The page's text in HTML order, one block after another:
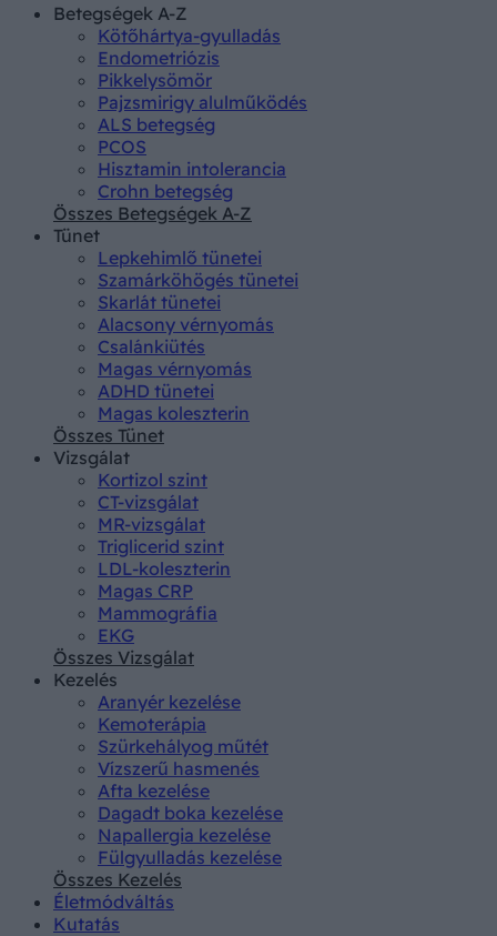
Betegségek A-Z
Kötőhártya-gyulladás
Endometriózis
Pikkelysömör
Pajzsmirigy alulműködés
ALS betegség
PCOS
Hisztamin intolerancia
Crohn betegség
Összes Betegségek A-Z
Tünet
Lepkehimlő tünetei
Szamárköhögés tünetei
Skarlát tünetei
Alacsony vérnyomás
Csalánkiütés
Magas vérnyomás
ADHD tünetei
Magas koleszterin
Összes Tünet
Vizsgálat
Kortizol szint
CT-vizsgálat
MR-vizsgálat
Triglicerid szint
LDL-koleszterin
Magas CRP
Mammográfia
EKG
Összes Vizsgálat
Kezelés
Aranyér kezelése
Kemoterápia
Szürkehályog műtét
Vízszerű hasmenés
Afta kezelése
Dagadt boka kezelése
Napallergia kezelése
Fülgyulladás kezelése
Összes Kezelés
Életmódváltás
Kutatás